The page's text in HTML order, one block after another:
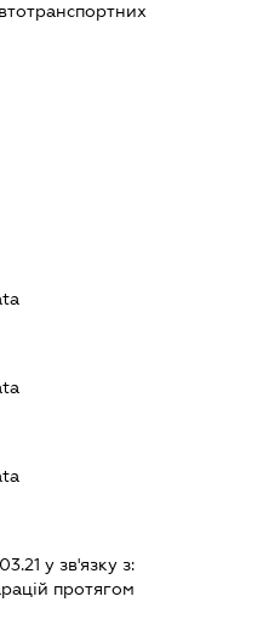
у зв'язку з:
протягом